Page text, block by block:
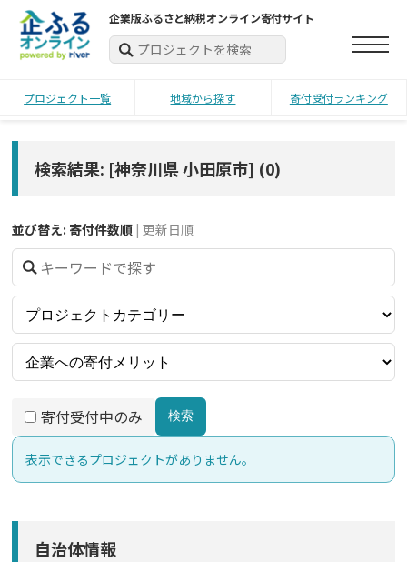
企業版ふるさと納税オンライン寄付サイト
プロジェクト一覧 地域から探す 寄付受付ランキング
検索結果: [神奈川県 小田原市] (0)
並び替え: 寄付件数順 | 更新日順
寄付受付中のみ 検索
表示できるプロジェクトがありません。
自治体情報